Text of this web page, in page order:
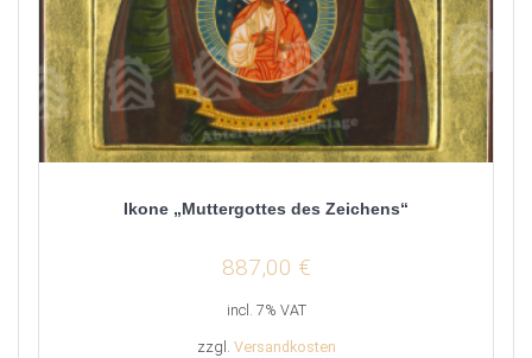
Ikone „Muttergottes des Zeichens“
887,00 €
incl. 7% VAT
zzgl. Versandkosten